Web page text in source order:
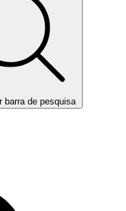
barra de pesquisa